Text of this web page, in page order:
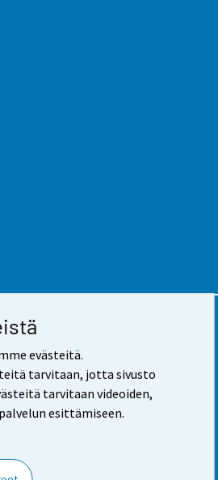
evästeitä.
tarvitaan, jotta sivusto
tarvitaan videoiden,
esittämiseen.